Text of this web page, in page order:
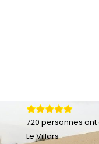
720 personnes
Le Villars